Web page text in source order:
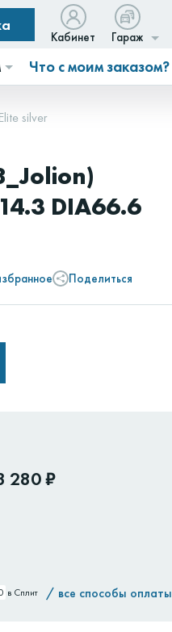
Кабинет Гараж
Что с моим заказом?
silver
DIA66.6
Поделиться
280 ₽
в Сплит / все способы оплаты